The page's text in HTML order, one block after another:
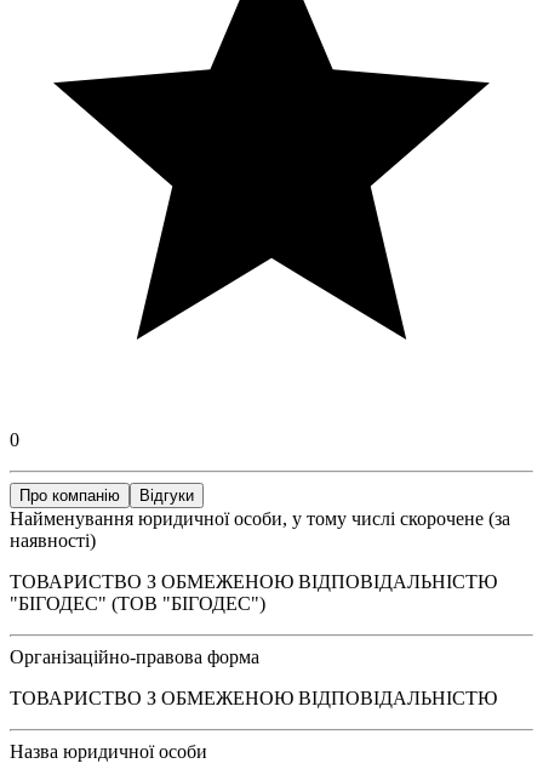
0
Про компанію Відгуки
Найменування юридичної особи, у тому числі скорочене (за
наявності)
ТОВАРИСТВО З ОБМЕЖЕНОЮ ВІДПОВІДАЛЬНІСТЮ
"БІГОДЕС" (ТОВ "БІГОДЕС")
Організаційно-правова форма
ТОВАРИСТВО З ОБМЕЖЕНОЮ ВІДПОВІДАЛЬНІСТЮ
Назва юридичної особи